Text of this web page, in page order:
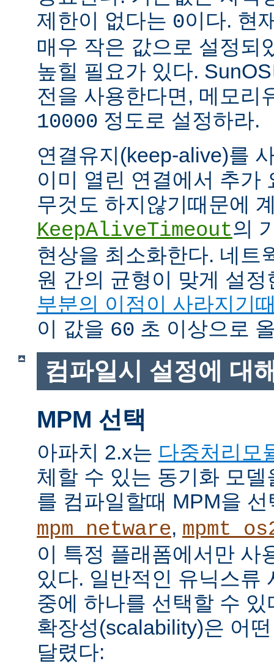
제한이 없다는 0이다. 현
매우 작은 값으로 설정되
높힐 필요가 있다.
전을 사용한다면, 메모리
10000 정도로 설정하라.
연결유지(keep-alive)를
이미 열린 연결에서 추가
무것도 하지않기때문에
KeepAliveTimeout의
현상을 최소화한다. 네트
원 간의 균형이 맞게 설
부분의 이점이 사라지기
이 값을 60 초 이상으로
컴파일시 설정에 대
MPM 선택
아파치 2.x는 다중처리모
체할 수 있는 동기화 모
를 컴파일할때 MPM을
mpm_netware,
이 특정 플래폼에서만 사
있다. 일반적인 유닉스류
중에 하나를 선택할 수
확장성(scalability)은 어
달렸다: